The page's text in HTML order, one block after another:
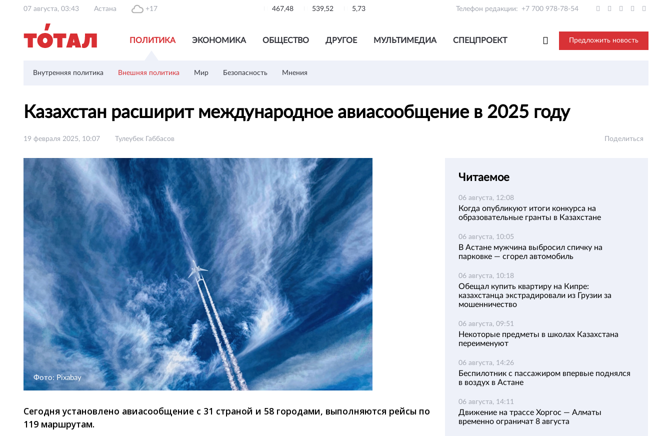
07 августа, 03:43 Астана +17 467,48 539,52 5,73 Телефон редакции: +7 700 978-78-54
ПОЛИТИКА ЭКОНОМИКА ОБЩЕСТВО ДРУГОЕ МУЛЬТИМЕДИА СПЕЦПРОЕКТ Предложить новость
Внутренняя политика Внешняя политика Мир Безопасность Мнения
Казахстан расширит международное авиасообщение в 2025 году
19 февраля 2025, 10:07 Тулеубек Габбасов Поделиться
Фото: Pixabay
Сегодня установлено авиасообщение с 31 страной и 58 городами, выполняются рейсы по
119 маршрутам.
Читаемое
06 августа, 12:08
Когда опубликуют итоги конкурса на
образовательные гранты в Казахстане
06 августа, 10:05
В Астане мужчина выбросил спичку на
парковке — сгорел автомобиль
06 августа, 10:18
Обещал купить квартиру на Кипре:
казахстанца экстрадировали из Грузии за
мошенничество
06 августа, 09:51
Некоторые предметы в школах Казахстана
переименуют
06 августа, 14:26
Беспилотник с пассажиром впервые поднялся
в воздух в Астане
06 августа, 14:11
Движение на трассе Хоргос — Алматы
временно ограничат 8 августа